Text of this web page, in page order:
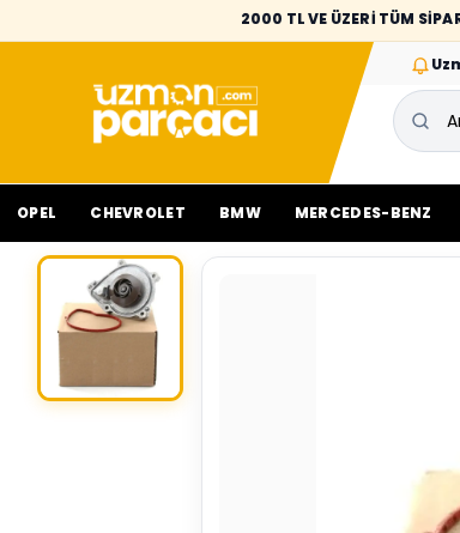
2000 TL VE ÜZERİ TÜM
OPEL CHEVROLET BMW MERCEDES-BENZ